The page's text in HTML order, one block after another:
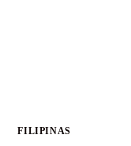
FILIPINAS